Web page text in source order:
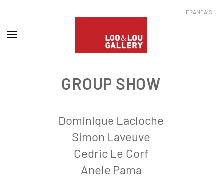
FRANÇAIS
GROUP SHOW
Dominique Lacloche
Simon Laveuve
Cedric Le Corf
Anele Pama